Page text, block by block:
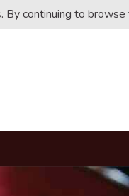
By continuing to